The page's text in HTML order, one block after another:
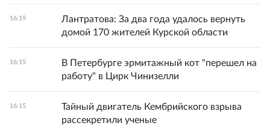
16:19
Лантратова: За два года удалось вернуть
домой 170 жителей Курской области
16:15
В Петербурге эрмитажный кот "перешел на
работу" в Цирк Чинизелли
16:15
Тайный двигатель Кембрийского взрыва
рассекретили ученые